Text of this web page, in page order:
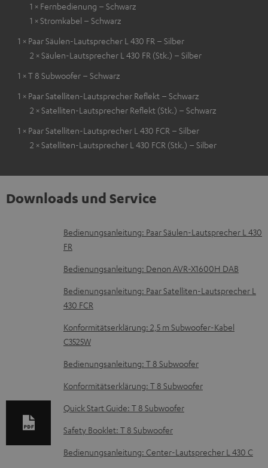
1 × Fernbedienung – Schwarz
1 × Stromkabel – Schwarz
1 × Paar Säulen-Lautsprecher L 430 FR – Silber
2 × Säulen-Lautsprecher L 430 FR (Stk.) – Silber
1 × T 8 Subwoofer – Schwarz
1 × Paar Satelliten-Lautsprecher Reflekt – Schwarz
2 × Satelliten-Lautsprecher Reflekt (Stk.) – Schwarz
1 × Paar Satelliten-Lautsprecher L 430 FCR – Silber
2 × Satelliten-Lautsprecher L 430 FCR (Stk.) – Silber
Downloads und Service
D
o
k
u
m
e
n
t
z
u
m
H
Bedienungsanleitung: Paar Säulen-Lautsprecher L 430
FR
Bedienungsanleitung: Denon AVR-X1600H DAB
Bedienungsanleitung: Paar Satelliten-Lautsprecher L
430 FCR
Konformitätserklärung: 2,5 m Subwoofer-Kabel
C3525W
Bedienungsanleitung: T 8 Subwoofer
Konformitätserklärung: T 8 Subwoofer
Quick Start Guide: T 8 Subwoofer
Safety Booklet: T 8 Subwoofer
Bedienungsanleitung: Center-Lautsprecher L 430 C